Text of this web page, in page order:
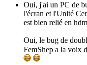
Oui, j'ai un PC de
l'écran et l'Unité
est bien relié en
Oui, le bug de
FemShep a la voix